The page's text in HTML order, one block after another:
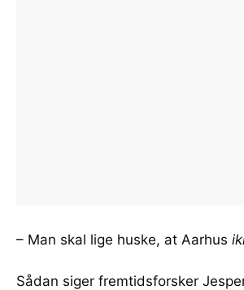
– Man skal lige huske, at Aarhus
Sådan siger fremtidsforsker